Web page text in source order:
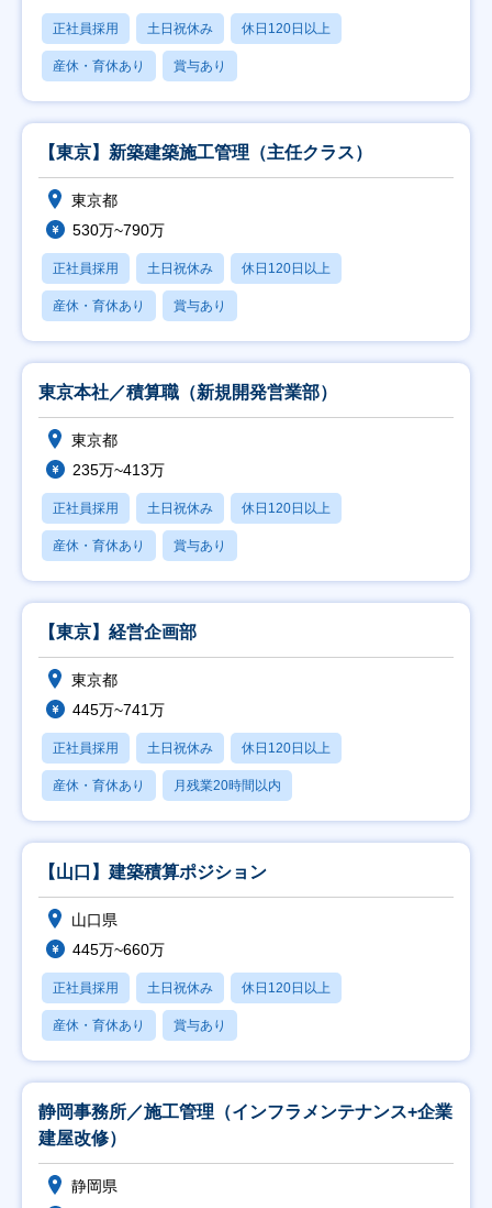
正社員採用 土日祝休み 休日120日以上
産休・育休あり 賞与あり
【東京】新築建築施工管理（主任クラス）
東京都
530万~790万
正社員採用 土日祝休み 休日120日以上
産休・育休あり 賞与あり
東京本社／積算職（新規開発営業部）
東京都
235万~413万
正社員採用 土日祝休み 休日120日以上
産休・育休あり 賞与あり
【東京】経営企画部
東京都
445万~741万
正社員採用 土日祝休み 休日120日以上
産休・育休あり 月残業20時間以内
【山口】建築積算ポジション
山口県
445万~660万
正社員採用 土日祝休み 休日120日以上
産休・育休あり 賞与あり
静岡事務所／施工管理（インフラメンテナンス+企業
建屋改修）
静岡県